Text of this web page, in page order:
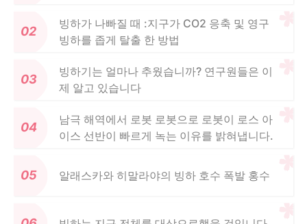
빙하가 나빠질 때 :지구가 CO2 응축 및 영구
빙하를 좁게 탈출 한 방법
빙하기는 얼마나 추웠습니까? 연구원들은 이
제 알고 있습니다
남극 해역에서 로봇 로봇으로 로봇이 로스 아
이스 선반이 빠르게 녹는 이유를 밝혀냅니다.
알래스카와 히말라야의 빙하 호수 폭발 홍수